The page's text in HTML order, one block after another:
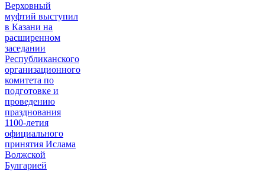
Верховный
муфтий выступил
в Казани на
расширенном
заседании
Республиканского
организационного
комитета по
подготовке и
проведению
празднования
1100-летия
официального
принятия Ислама
Волжской
Булгарией